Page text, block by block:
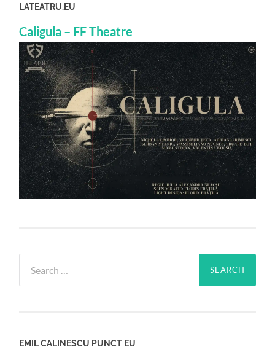
LATEATRU.EU
Caligula – FF Theatre
for:
EMIL CALINESCU PUNCT EU